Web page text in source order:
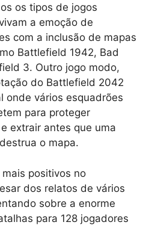
os tipos de jogos
a emoção de
com a inclusão de mapas
Battlefield 1942, Bad
3. Outro jogo modo,
do Battlefield 2042
onde vários esquadrões
para proteger
extrair antes que uma
o mapa.
positivos no
dos relatos de vários
sobre a enorme
para 128 jogadores